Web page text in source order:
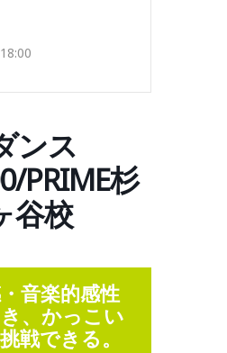
ンス
PRIME杉
谷校
音楽的感性
、かっこい
戦できる。